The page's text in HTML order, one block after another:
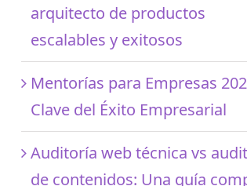
arquitecto de productos
escalables y exitosos
Mentorías para Empresas
Clave del Éxito Empresarial
Auditoría web técnica vs
de contenidos: Una guía